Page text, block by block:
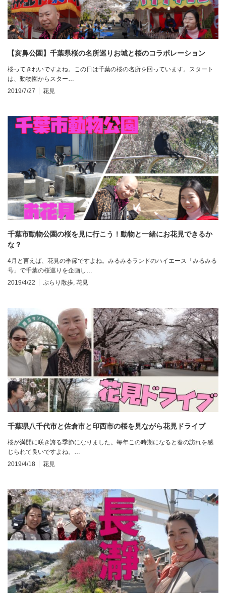
【亥鼻公園】千葉県桜の名所巡りお城と桜のコラボレーション
桜ってきれいですよね。この日は千葉の桜の名所を回っています。スタート
は、動物園からスター…
2019/7/27
花見
千葉市動物公園の桜を見に行こう！動物と一緒にお花見できるか
な？
4月と言えば、花見の季節ですよね。みるみるランドのハイエース「みるみる
号」で千葉の桜巡りを企画し…
2019/4/22
ぶらり散歩, 花見
千葉県八千代市と佐倉市と印西市の桜を見ながら花見ドライブ
桜が満開に咲き誇る季節になりました。毎年この時期になると春の訪れを感
じられて良いですよね。…
2019/4/18
花見